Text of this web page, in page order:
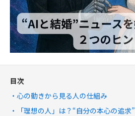
目次
心の動きから見る人の仕組み
「理想の人」は？“自分の本心の追求”